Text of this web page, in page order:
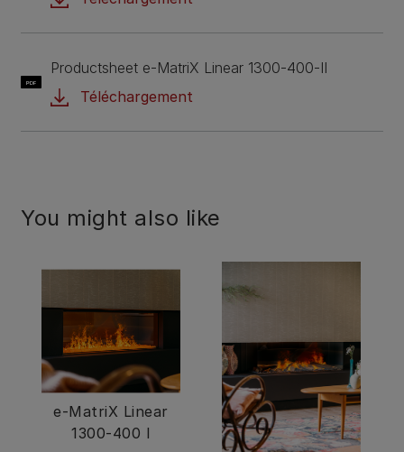
PDF
Productsheet e-MatriX Linear 1300-400-II
Téléchargement
You might also like
e-MatriX Linear
1300-400 I